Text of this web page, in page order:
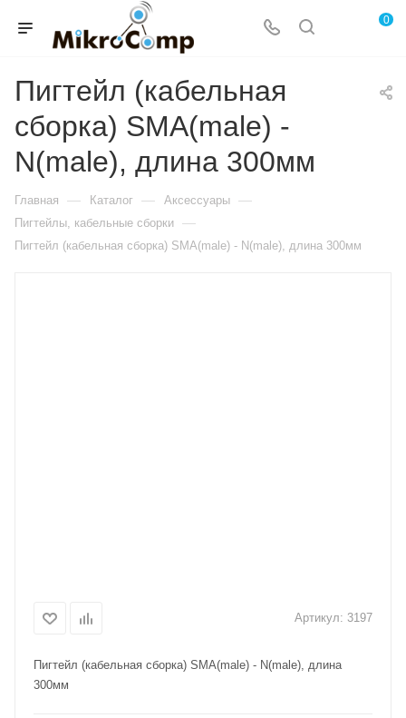
0
Пигтейл (кабельная
сборка) SMA(male) -
N(male), длина 300мм
Главная — Каталог — Аксессуары —
Пигтейлы, кабельные сборки —
Пигтейл (кабельная сборка) SMA(male) - N(male), длина 300мм
Артикул: 3197
Пигтейл (кабельная сборка) SMA(male) - N(male), длина
300мм